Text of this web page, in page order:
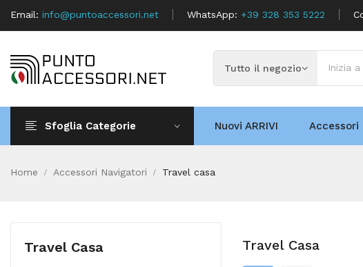
Email: info@puntoaccessori.net WhatsApp: +39 328 353 5222
Sfoglia Categorie Nuovi ARRIVI Accessori
Home Accessori Navigatori Travel casa
Travel Casa Travel Casa